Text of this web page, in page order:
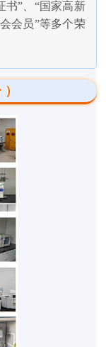
书”、“国家高新
会员”等多个荣